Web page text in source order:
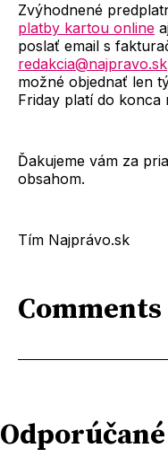
Zvýhodnené
platby kartou online
poslať email s
redakcia@najpravo.sk
možné objednať len
Friday platí do konca
Ďakujeme vám za
obsahom.
Tím Najprávo.sk
Comments